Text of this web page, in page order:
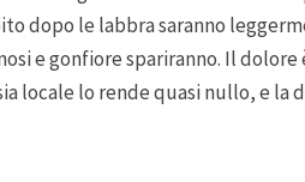
dopo le labbra saranno
e gonfiore spariranno. Il
locale lo rende quasi nullo, e la